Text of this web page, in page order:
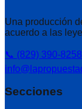
Una producción
acuerdo a las
📞 (829) 390-8258
Secciones